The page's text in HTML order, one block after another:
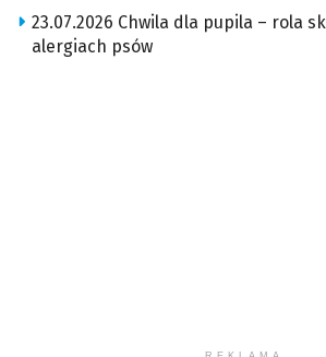
23.07.2026 Chwila dla pupila – rola
alergiach psów